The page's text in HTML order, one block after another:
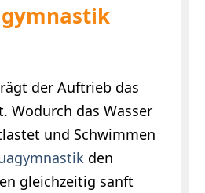
der Auftrieb das
Wodurch das Wasser
und Schwimmen
den
gleichzeitig sanft